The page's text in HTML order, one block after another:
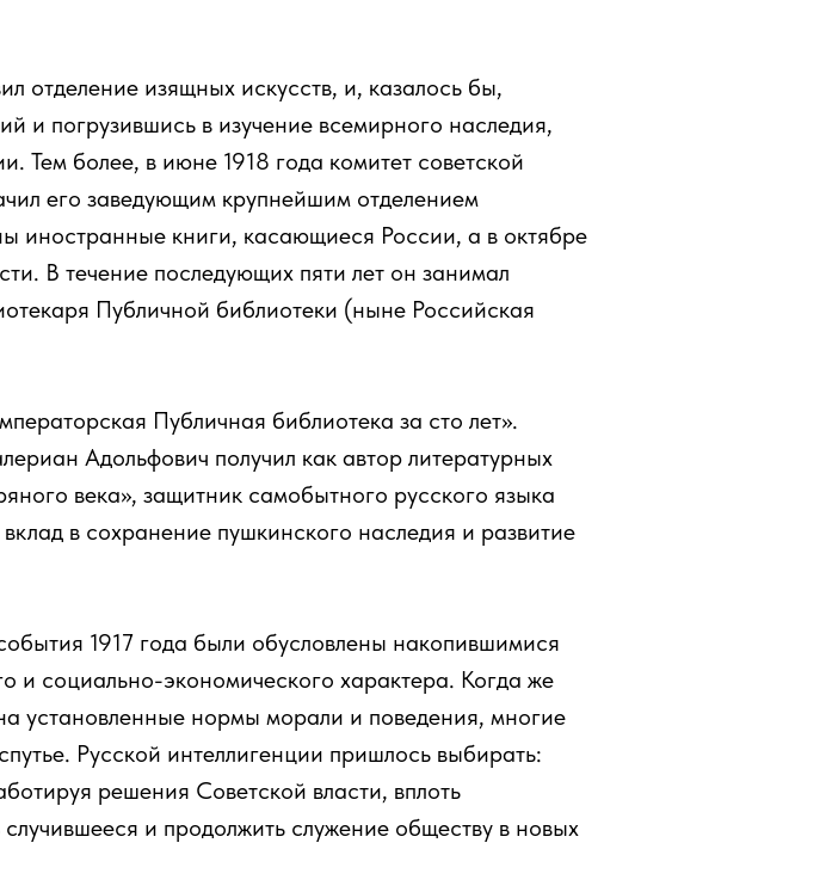
отделение изящных искусств, и, казалось бы,
и погрузившись в изучение всемирного наследия,
Тем более, в июне 1918 года комитет советской
его заведующим крупнейшим отделением
иностранные книги, касающиеся России, а в октябре
В течение последующих пяти лет он занимал
Публичной библиотеки (ныне Российская
Публичная библиотека за сто лет».
Адольфович получил как автор литературных
века», защитник самобытного русского языка
в сохранение пушкинского наследия и развитие
1917 года были обусловлены накопившимися
и социально-экономического характера. Когда же
установленные нормы морали и поведения, многие
Русской интеллигенции пришлось выбирать:
решения Советской власти, вплоть
и продолжить служение обществу в новых